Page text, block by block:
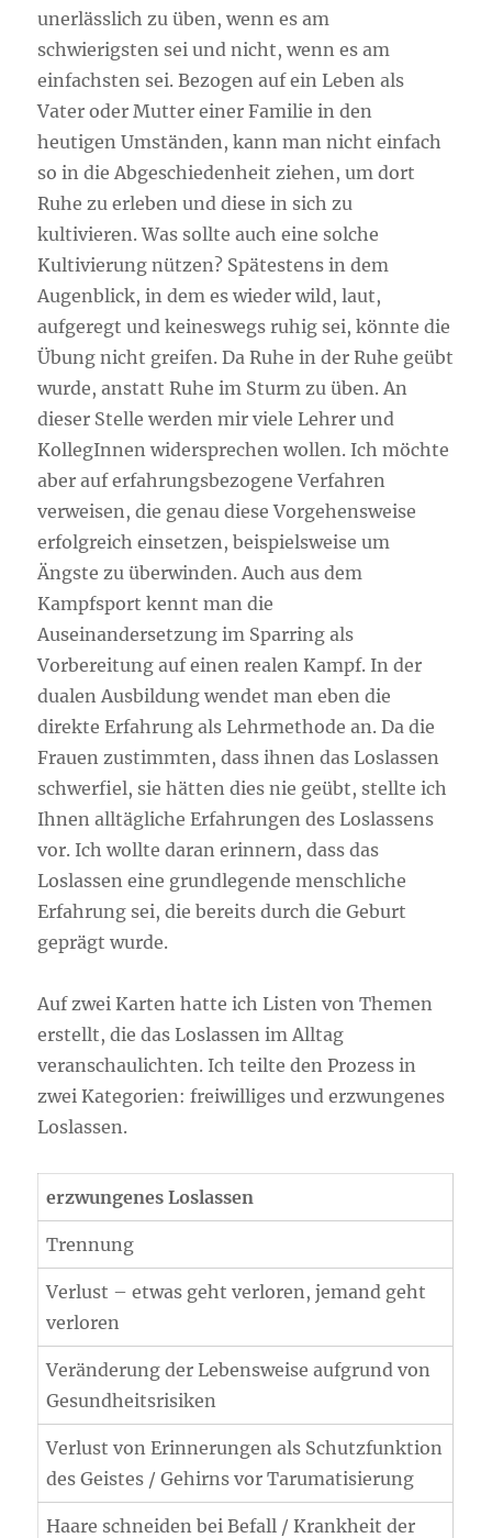
unerlässlich zu üben, wenn es am
schwierigsten sei und nicht, wenn es am
einfachsten sei. Bezogen auf ein Leben als
Vater oder Mutter einer Familie in den
heutigen Umständen, kann man nicht einfach
so in die Abgeschiedenheit ziehen, um dort
Ruhe zu erleben und diese in sich zu
kultivieren. Was sollte auch eine solche
Kultivierung nützen? Spätestens in dem
Augenblick, in dem es wieder wild, laut,
aufgeregt und keineswegs ruhig sei, könnte die
Übung nicht greifen. Da Ruhe in der Ruhe geübt
wurde, anstatt Ruhe im Sturm zu üben. An
dieser Stelle werden mir viele Lehrer und
KollegInnen widersprechen wollen. Ich möchte
aber auf erfahrungsbezogene Verfahren
verweisen, die genau diese Vorgehensweise
erfolgreich einsetzen, beispielsweise um
Ängste zu überwinden. Auch aus dem
Kampfsport kennt man die
Auseinandersetzung im Sparring als
Vorbereitung auf einen realen Kampf. In der
dualen Ausbildung wendet man eben die
direkte Erfahrung als Lehrmethode an. Da die
Frauen zustimmten, dass ihnen das Loslassen
schwerfiel, sie hätten dies nie geübt, stellte ich
Ihnen alltägliche Erfahrungen des Loslassens
vor. Ich wollte daran erinnern, dass das
Loslassen eine grundlegende menschliche
Erfahrung sei, die bereits durch die Geburt
geprägt wurde.
Auf zwei Karten hatte ich Listen von Themen
erstellt, die das Loslassen im Alltag
veranschaulichten. Ich teilte den Prozess in
zwei Kategorien: freiwilliges und erzwungenes
Loslassen.
erzwungenes Loslassen
Trennung
Verlust – etwas geht verloren, jemand geht
verloren
Veränderung der Lebensweise aufgrund von
Gesundheitsrisiken
Verlust von Erinnerungen als Schutzfunktion
des Geistes / Gehirns vor Tarumatisierung
Haare schneiden bei Befall / Krankheit der